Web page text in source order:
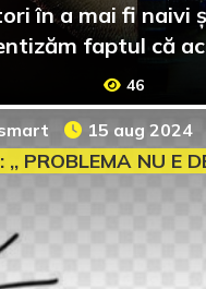
în a mai fi naivi
faptul că
46
15 aug 2024
,, PROBLEMA NU E